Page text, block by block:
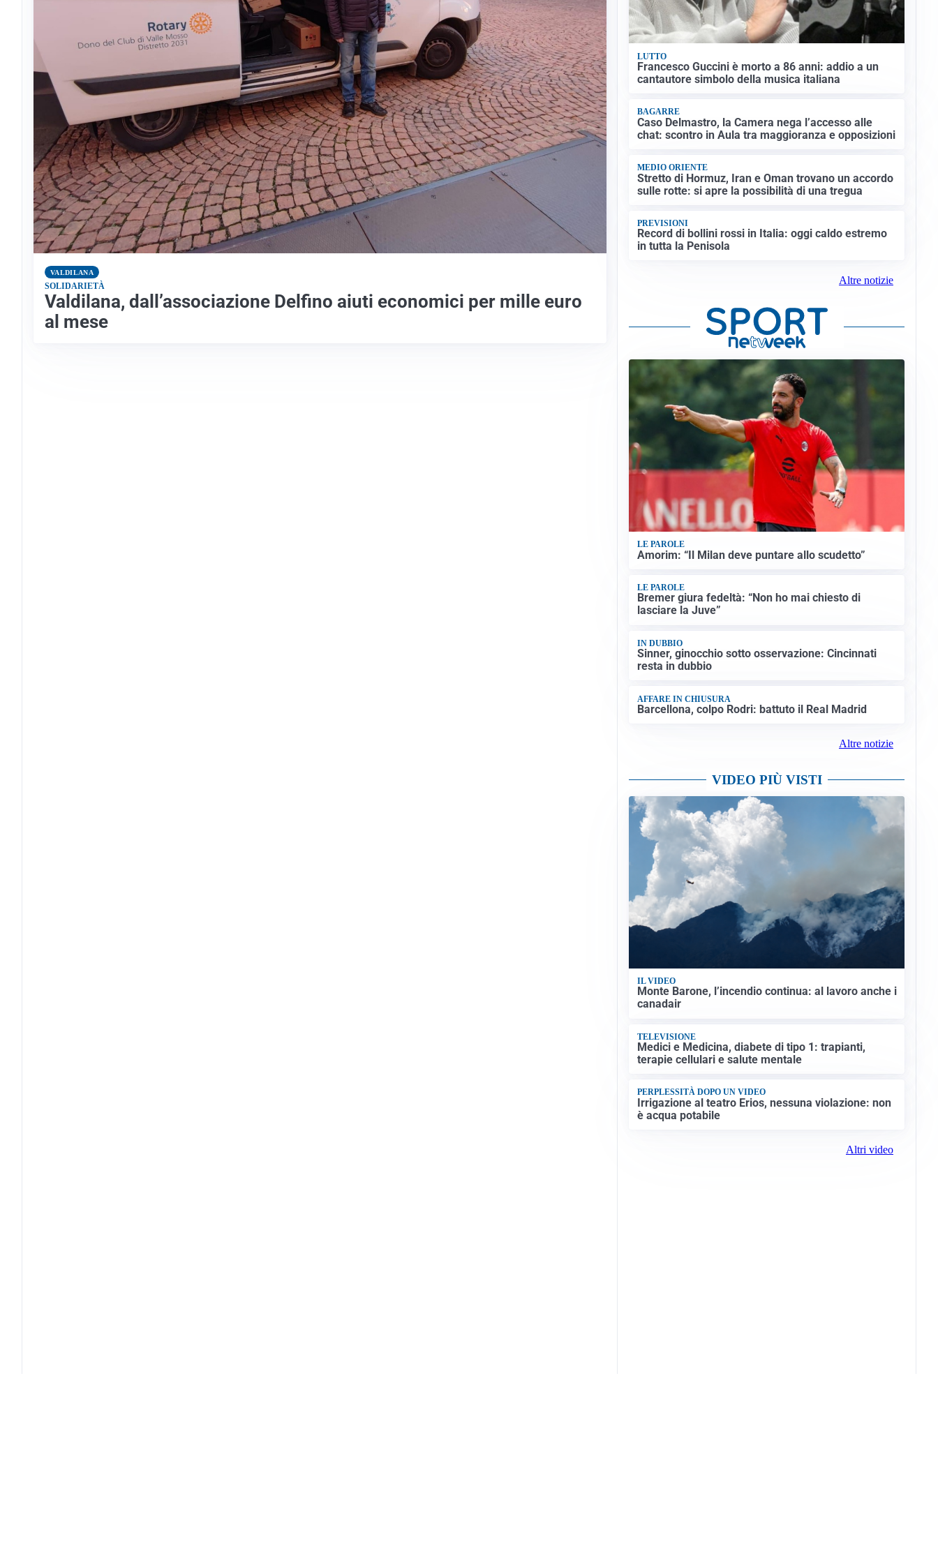
VALDILANA
SOLIDARIETÀ
Valdilana, dall’associazione Delfino aiuti economici per mille euro
al mese
LUTTO
Francesco Guccini è morto a 86 anni: addio a un
cantautore simbolo della musica italiana
BAGARRE
Caso Delmastro, la Camera nega l’accesso alle
chat: scontro in Aula tra maggioranza e opposizioni
MEDIO ORIENTE
Stretto di Hormuz, Iran e Oman trovano un accordo
sulle rotte: si apre la possibilità di una tregua
PREVISIONI
Record di bollini rossi in Italia: oggi caldo estremo
in tutta la Penisola
Altre notizie
LE PAROLE
Amorim: “Il Milan deve puntare allo scudetto”
LE PAROLE
Bremer giura fedeltà: “Non ho mai chiesto di
lasciare la Juve”
IN DUBBIO
Sinner, ginocchio sotto osservazione: Cincinnati
resta in dubbio
AFFARE IN CHIUSURA
Barcellona, colpo Rodri: battuto il Real Madrid
Altre notizie
VIDEO PIÙ VISTI
IL VIDEO
Monte Barone, l’incendio continua: al lavoro anche i
canadair
TELEVISIONE
Medici e Medicina, diabete di tipo 1: trapianti,
terapie cellulari e salute mentale
PERPLESSITÀ DOPO UN VIDEO
Irrigazione al teatro Erios, nessuna violazione: non
è acqua potabile
Altri video